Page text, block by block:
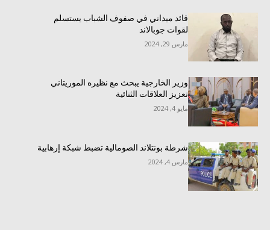
قائد ميداني في صفوف الشباب يستسلم
لقوات جوبالاند
مارس 29, 2024
وزير الخارجية يبحث مع نظيره الموريتاني
تعزيز العلاقات الثنائية
مايو 4, 2024
شرطة بونتلاند الصومالية تضبط شبكة إرهابية
مارس 4, 2024